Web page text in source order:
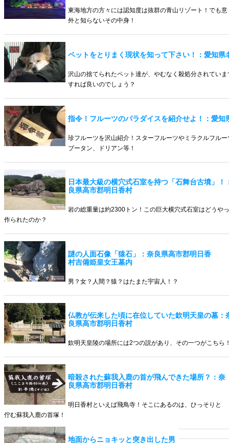
東海地方の方々には認知度は抜群の青山リゾート！でも意
外と知らないその中身！
ペットをとりまく現状を知って下さい！：愛知県
沢山の捨てられたペット達が、やむなく殺処分されてい
すれば良いのでしょう？
指令！フルーツのパラダイスを紹介せよ！：愛知
珍フルーツを沢山紹介！スターフルーツやミラクルフル
ブータン、ドリアン等！
日本最大級の横穴式石室を持つ「石舞台古墳」！
良県高市郡明日香村
岩の総重量は約2300トン！この巨大横穴式石室はどうや
作られたのか？
謎の人面石像「猿石」：奈良県高市郡明日香
村吉備姫皇女王墓内
男？女？人間？猿？はたまた宇宙人！？
仏教が伝来した頃に在位していた欽明天皇の墓：
良県高市郡明日香村
欽明天皇陵の場所には2つの説があり、その一つがこちら
暗殺された蘇我入鹿の首が飛んできた場所？：奈
良県高市郡明日香村
明日香村といえば飛鳥寺！そこにあるのは、ひっそりと
佇む蘇我入鹿の首塚！
地面からニョキッと突き出した男